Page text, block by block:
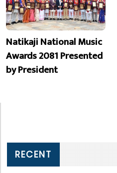
Natikaji National Music
Awards 2081 Presented
by President
RECENT